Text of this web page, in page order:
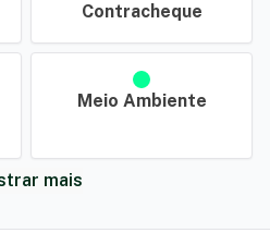
Contracheque
Meio Ambiente
mais